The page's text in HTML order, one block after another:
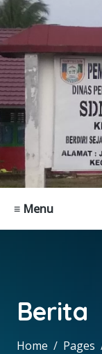
≡ Menu
Berita
Home Pages